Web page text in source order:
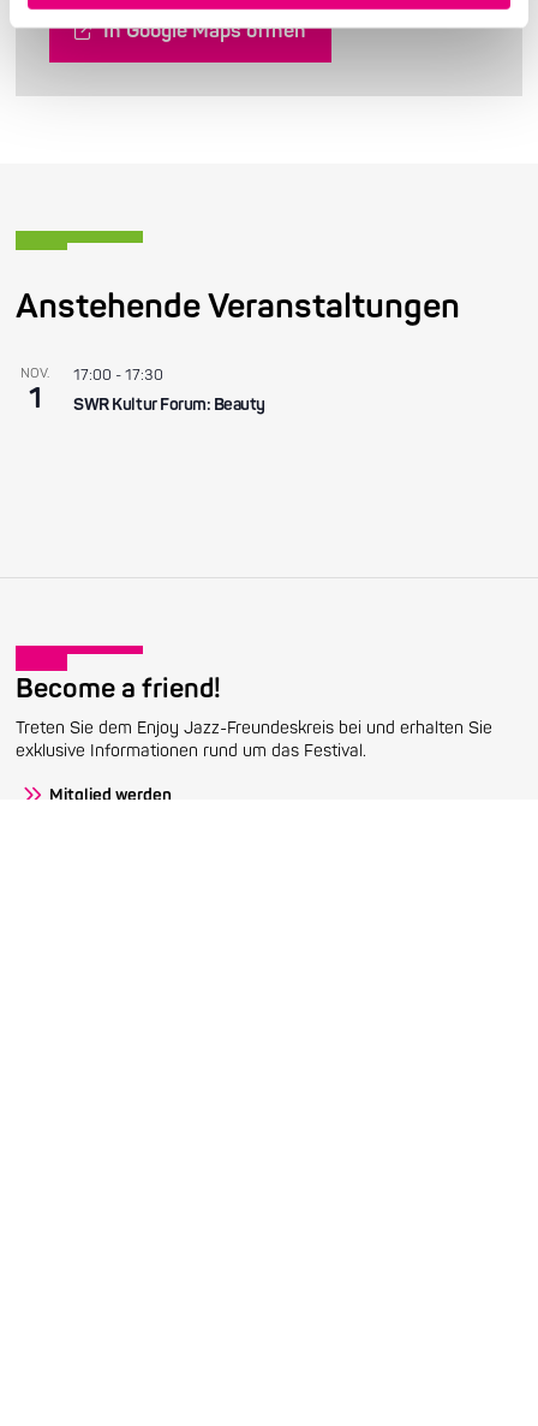
In Google Maps öffnen
Anstehende Veranstaltungen
NOV.
1
17:00 -17:30
SWR Kultur Forum: Beauty
Become a friend!
Treten Sie dem Enjoy Jazz-Freundeskreis bei und erhalten Sie
exklusive Informationen rund um das Festival.
Mitglied werden